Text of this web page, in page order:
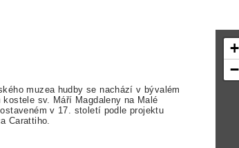
muzea hudby se nachází v bývalém
kostele sv. Máří Magdaleny na Malé
v 17. století podle projektu
Carattiho.
+
−